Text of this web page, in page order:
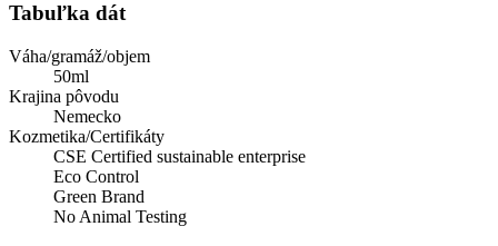
Tabuľka dát
Váha/gramáž/objem
50ml
Krajina pôvodu
Nemecko
Kozmetika/Certifikáty
CSE Certified sustainable enterprise
Eco Control
Green Brand
No Animal Testing